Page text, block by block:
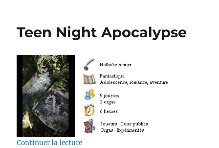
Teen Night Apocalypse
Continuer la lecturede « Teen Night Apocalypse »